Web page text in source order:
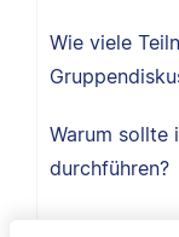
Wie viele
Warum sollte
durchführen?